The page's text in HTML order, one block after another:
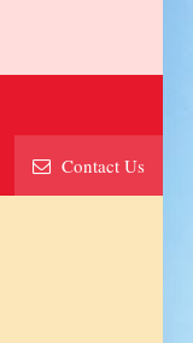
Contact Us